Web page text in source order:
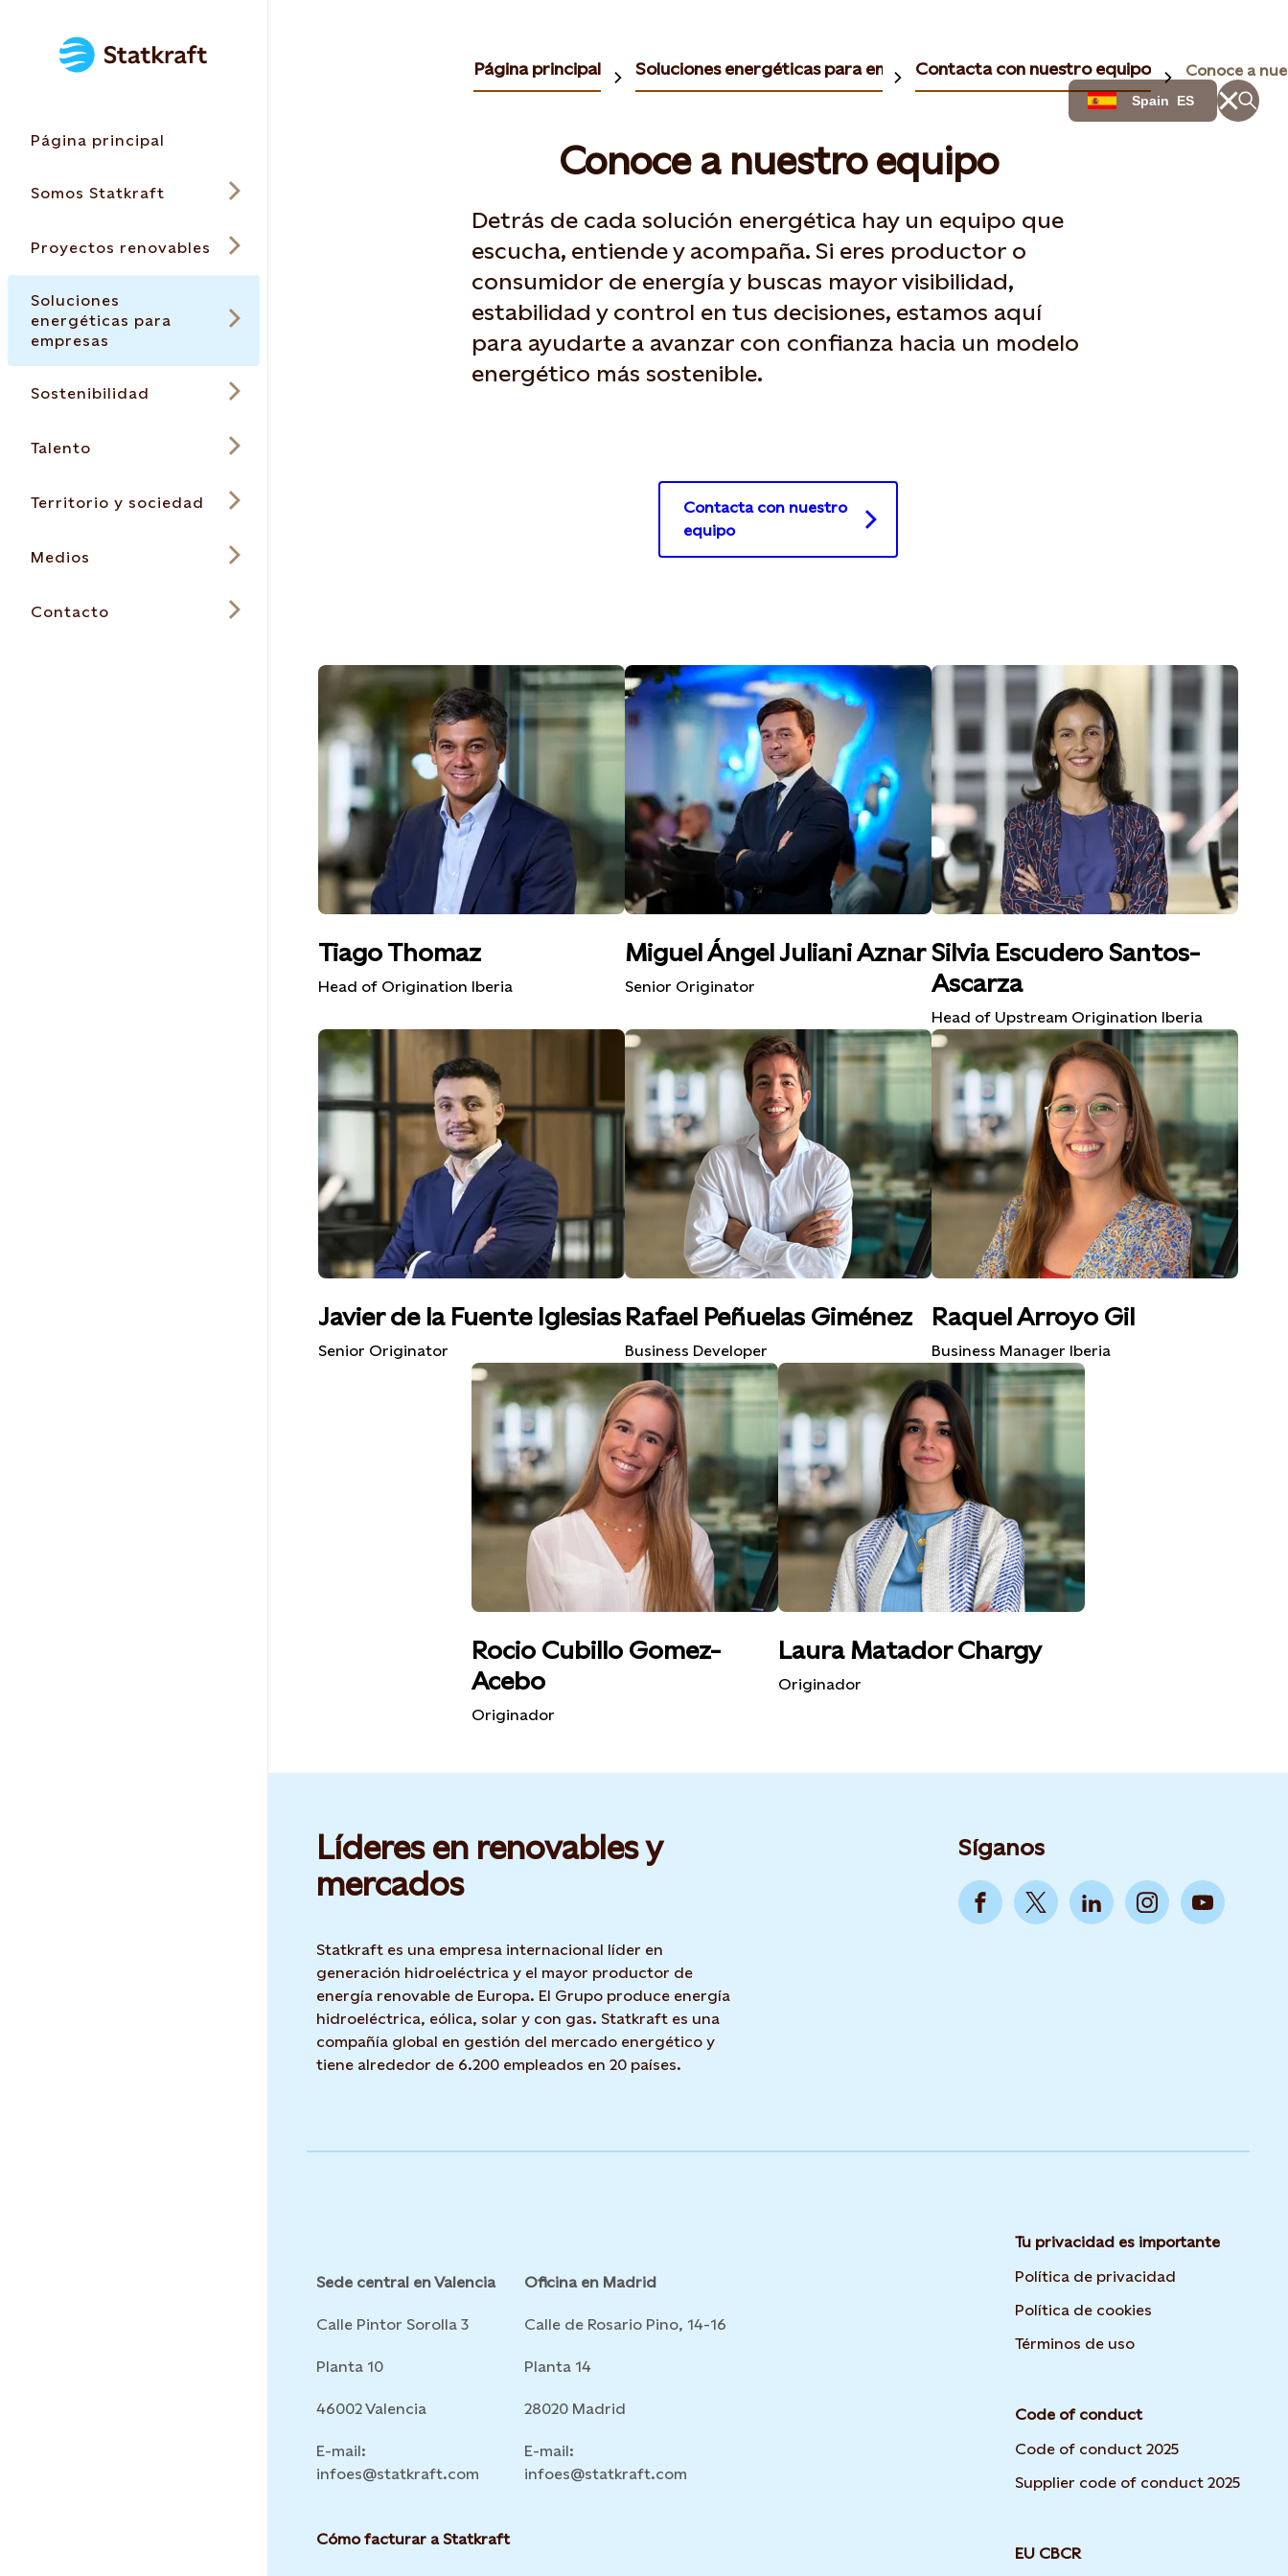
Página principal
Somos Statkraft
Proyectos renovables
Soluciones
energéticas para
empresas
Sostenibilidad
Talento
Territorio y sociedad
Medios
Contacto
Spain ES
Página principal Soluciones energéticas para empresasContacta con nuestro equipo Conoce a
Conoce a nuestro equipo
Detrás de cada solución energética hay un equipo que
escucha, entiende y acompaña. Si eres productor o
consumidor de energía y buscas mayor visibilidad,
estabilidad y control en tus decisiones, estamos aquí
para ayudarte a avanzar con confianza hacia un modelo
energético más sostenible.
Contacta con nuestro
equipo
Tiago Thomaz
Head of Origination Iberia
Miguel Ángel Juliani Aznar
Senior Originator
Silvia Escudero Santos-
Ascarza
Head of Upstream Origination Iberia
Javier de la Fuente Iglesias
Senior Originator
Rafael Peñuelas Giménez
Business Developer
Raquel Arroyo Gil
Business Manager Iberia
Rocio Cubillo Gomez-
Acebo
Originador
Laura Matador Chargy
Originador
Líderes en renovables y
mercados
Statkraft es una empresa internacional líder en
generación hidroeléctrica y el mayor productor de
energía renovable de Europa. El Grupo produce energía
hidroeléctrica, eólica, solar y con gas. Statkraft es una
compañía global en gestión del mercado energético y
tiene alrededor de 6.200 empleados en 20 países.
Síganos
Sede central en Valencia
Calle Pintor Sorolla 3
Planta 10
46002 Valencia
E-mail:
infoes@statkraft.com
Oficina en Madrid
Calle de Rosario Pino, 14-16
Planta 14
28020 Madrid
E-mail:
infoes@statkraft.com
Cómo facturar a Statkraft
Tu privacidad es importante
Política de privacidad
Política de cookies
Términos de uso
Code of conduct
Code of conduct 2025
Supplier code of conduct 2025
EU CBCR